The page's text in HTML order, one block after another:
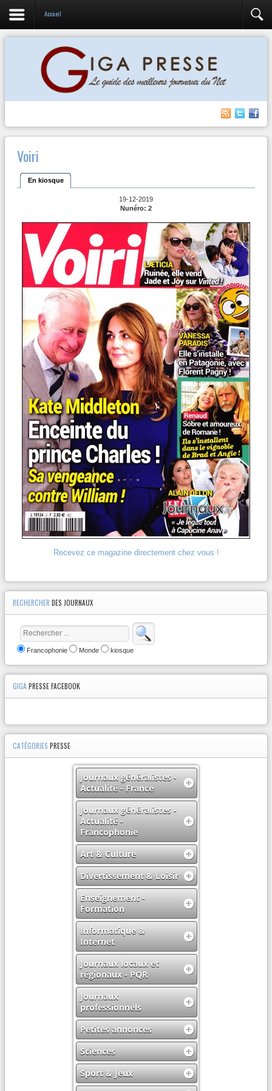
Accueil
Voiri
En kiosque
19-12-2019
Nunéro: 2
Recevez ce magazine directement chez vous !
RECHERCHER DES JOURNAUX
Francophonie Monde kiosque
GIGA PRESSE FACEBOOK
CATÉGORIES PRESSE
Journaux généralistes -
Actualité - France
Journaux généralistes -
Actualité -
Francophonie
Art & Culture
Divertissement & Loisir
Enseignement -
Formation
Informatique &
Internet
Journaux locaux et
régionaux - PQR
Journaux
professionnels
Petites annonces
Sciences
Sport & Jeux